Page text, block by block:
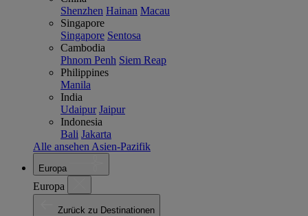
Shenzhen Hainan Macau
Singapore
Singapore Sentosa
Cambodia
Phnom Penh Siem Reap
Philippines
Manila
India
Udaipur Jaipur
Indonesia
Bali Jakarta
Alle ansehen Asien-Pazifik
Europa
Europa
Zurück zu Destinationen